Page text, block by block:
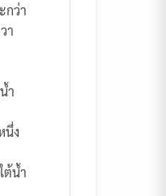
กว่า
า
ำ
นึ่ง
ต้น้ำ